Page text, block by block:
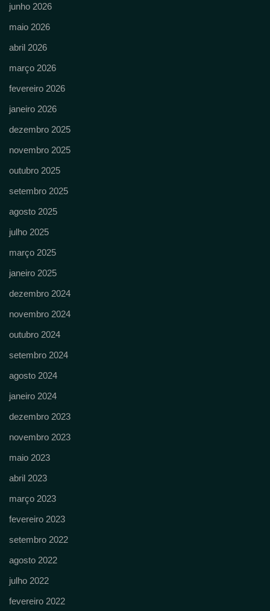
junho 2026
maio 2026
abril 2026
março 2026
fevereiro 2026
janeiro 2026
dezembro 2025
novembro 2025
outubro 2025
setembro 2025
agosto 2025
julho 2025
março 2025
janeiro 2025
dezembro 2024
novembro 2024
outubro 2024
setembro 2024
agosto 2024
janeiro 2024
dezembro 2023
novembro 2023
maio 2023
abril 2023
março 2023
fevereiro 2023
setembro 2022
agosto 2022
julho 2022
fevereiro 2022